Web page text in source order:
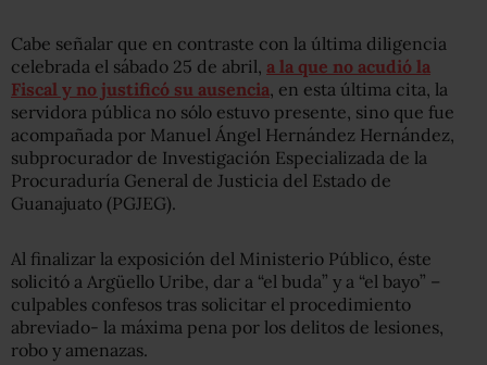
Cabe señalar que en contraste con la última diligencia
celebrada el sábado 25 de abril, a la que no acudió la
Fiscal y no justificó su ausencia , en esta última cita, la
servidora pública no sólo estuvo presente, sino que fue
acompañada por Manuel Ángel Hernández Hernández,
subprocurador de Investigación Especializada de la
Procuraduría General de Justicia del Estado de
Guanajuato (PGJEG).
Al finalizar la exposición del Ministerio Público, éste
solicitó a Argüello Uribe, dar a “el buda” y a “el bayo” –
culpables confesos tras solicitar el procedimiento
abreviado- la máxima pena por los delitos de lesiones,
robo y amenazas.